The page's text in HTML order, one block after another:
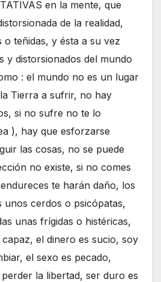
en la mente, que
de la realidad,
o teñidas, y ésta a su vez
y distorsionados del mundo
: el mundo no es un lugar
Tierra a sufrir, no hay
si no sufre no te lo
), hay que esforzarse
las cosas, no se puede
no existe, si no comes
te harán daño, los
unos cerdos o psicópatas,
unas frígidas o histéricas,
el dinero es sucio, soy
el sexo es pecado,
la libertad, ser duro es